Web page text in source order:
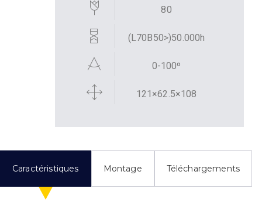
80
(L70B50>)50.000h
0-100º
121×62.5×108
Caractéristiques Montage Téléchargements